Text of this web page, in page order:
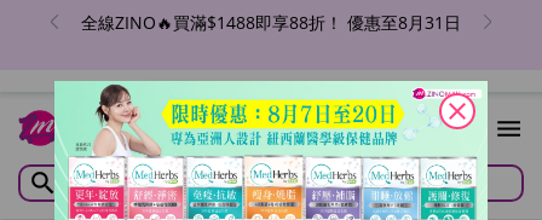
全線ZINO🔥買滿$1488即享88折！ 優惠至8月31日
close